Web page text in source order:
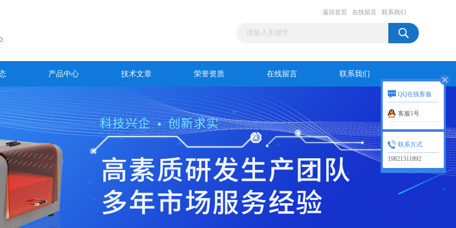
返回首页 在线留言 联系我们
产品中心 技术文章 荣誉资质 在线留言 联系我们
QQ在线客服
客服1号
联系方式
19821311892